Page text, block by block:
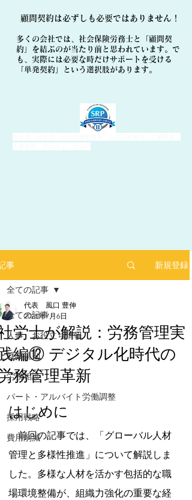
顧問契約は必ずしも必要ではありません！
多くの会社では、社会保険労務士と「顧問契
約」を結ぶのが当たり前と思われています。で
も、実際には必要な時だけサポートを受ける
「単発契約」という選択肢があります。
2025年1月にリリースした求人サイト「あるバ
イ」を運営する㈱ヒプスターの情報サイトに、
弊社が掲載されました！
「あるバイ」は無料掲載(2025年6月現在)、採用
しても費用が掛からない媒体です。
​是非、ご活用ください！！
【あるバイ関東版】アルバイト・バイト・パー
トの求人・仕事を探そう！アルバイト情報はこ
こに【あるバイ】
事 新規登録
全ての記事
人事 お役立ち情報
就業規則
労務相談
パート・アルバイト労働調整
採用戦略
費用削減
全ての記事
労士が解説：労務管理実
編⑫ デジタル化時代の
務管理革新
代表 風口 豊伸
2025年7月6日
5つ星のうちNaNと評価されています。
はじめに
前回の記事では、「グローバル人材
管理と多様性推進」について解説しま
した。多様な人材を活かす包括的な職
場環境整備が、組織力強化の重要な経